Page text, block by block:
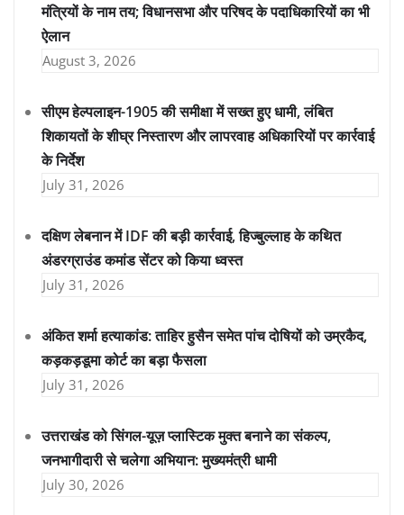
मंत्रियों के नाम तय; विधानसभा और परिषद के पदाधिकारियों का भी
ऐलान
August 3, 2026
सीएम हेल्पलाइन-1905 की समीक्षा में सख्त हुए धामी, लंबित
शिकायतों के शीघ्र निस्तारण और लापरवाह अधिकारियों पर कार्रवाई
के निर्देश
July 31, 2026
दक्षिण लेबनान में IDF की बड़ी कार्रवाई, हिज्बुल्लाह के कथित
अंडरग्राउंड कमांड सेंटर को किया ध्वस्त
July 31, 2026
अंकित शर्मा हत्याकांड: ताहिर हुसैन समेत पांच दोषियों को उम्रकैद,
कड़कड़डूमा कोर्ट का बड़ा फैसला
July 31, 2026
उत्तराखंड को सिंगल-यूज़ प्लास्टिक मुक्त बनाने का संकल्प,
जनभागीदारी से चलेगा अभियान: मुख्यमंत्री धामी
July 30, 2026